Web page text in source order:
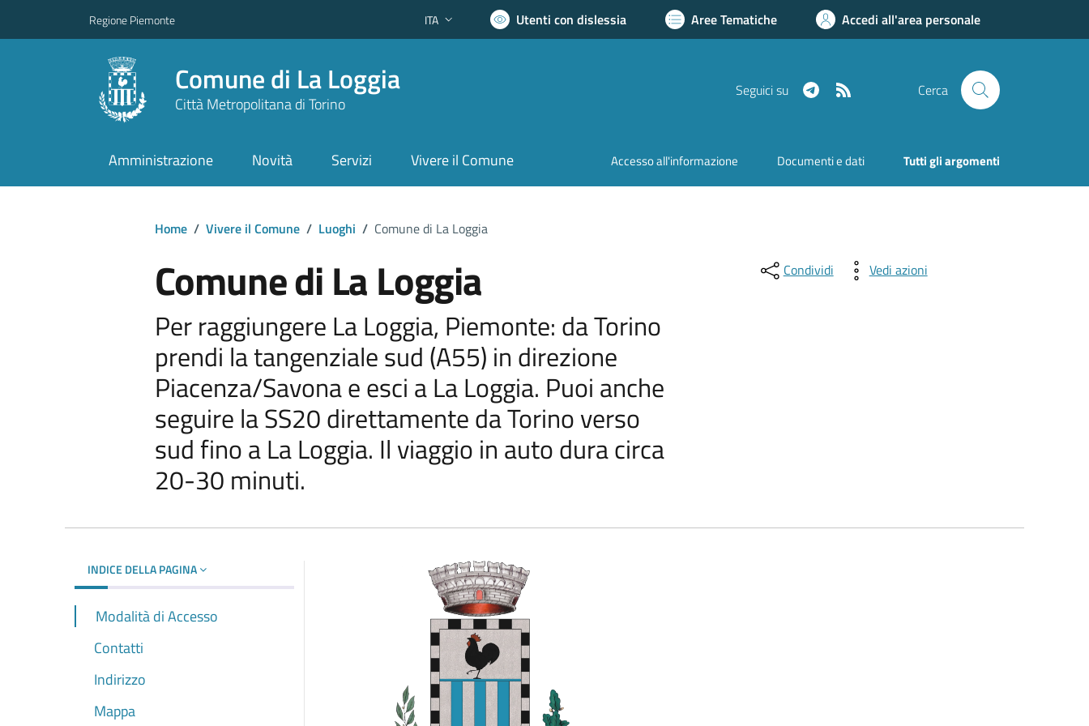
Regione Piemonte Lingua attiva:
ITA Utenti con dislessia Aree Tematiche Accedi all'area personale
Comune di La Loggia
Città Metropolitana di Torino
Seguici su Telegram Cerca
Amministrazione Novità Servizi Vivere il Comune Accesso all'informazione Documenti e dati Tutti gli argomenti
Home / Vivere il Comune / Luoghi / Comune di La Loggia
Comune di La Loggia
Per raggiungere La Loggia, Piemonte: da Torino
prendi la tangenziale sud (A55) in direzione
Piacenza/Savona e esci a La Loggia. Puoi anche
seguire la SS20 direttamente da Torino verso
sud fino a La Loggia. Il viaggio in auto dura circa
20-30 minuti.
Condividi Vedi azioni
INDICE DELLA PAGINA
Modalità di Accesso
Contatti
Indirizzo
Mappa